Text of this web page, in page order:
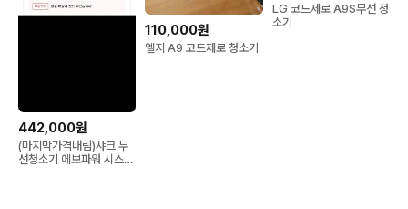
✔️ 제품에 따라 미사용 / 신품급 컨디션
🛍 매장 안내 | 오픈박스 평택점
📞 031-8094-3040
노트북 · 태블릿 · TV · 생활가전 · 모바일기기
442,000원
(마지막가격내림)샤크 무
선청소기 에보파워 시스템
110,000원
엘지 A9 코드제로 청소기
LG 코드제로 A9S무선 청
소기